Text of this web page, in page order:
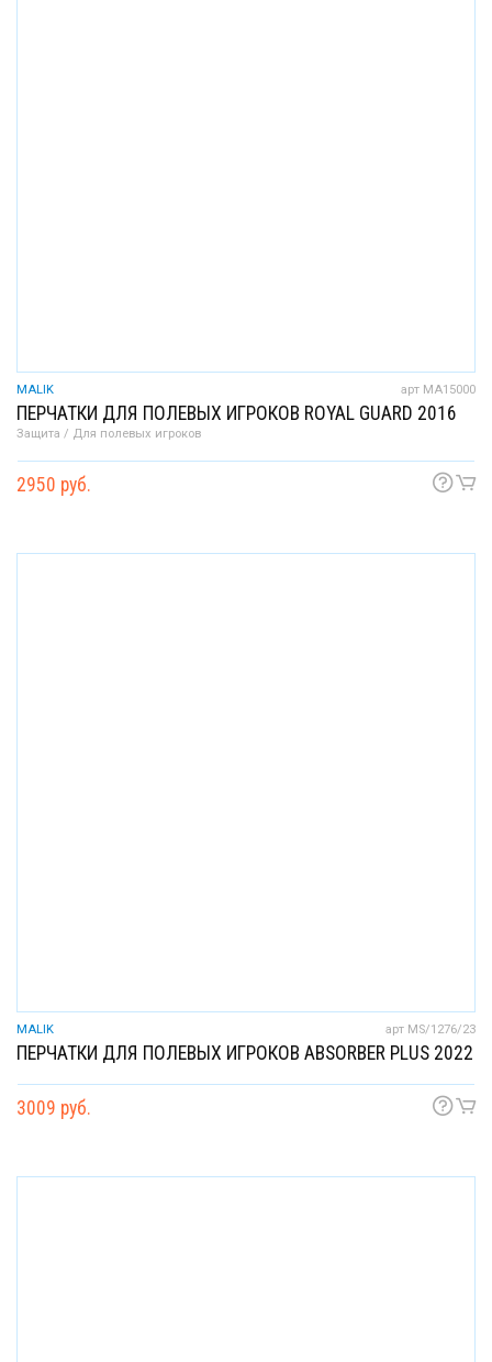
MALIK арт MA15000
ПЕРЧАТКИ ДЛЯ ПОЛЕВЫХ ИГРОКОВ ROYAL GUARD 2016
Защита / Для полевых игроков
2950 руб.
MALIK арт MS/1276/23
ПЕРЧАТКИ ДЛЯ ПОЛЕВЫХ ИГРОКОВ ABSORBER PLUS 2022
3009 руб.